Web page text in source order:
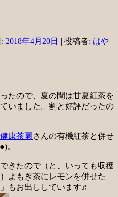
2018年4月20日 | 投稿者: はや
たので、夏の間は甘夏紅茶を
いました。割と好評だったの
康茶園 さんの有機紅茶と併せ
。
きたので（と、いっても収穫
よもぎ茶にレモンを併せた
もお出ししています♬